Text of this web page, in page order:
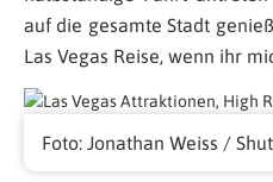
auf die gesamte Stadt
Las Vegas Reise, wenn ihr
Foto: Jonathan Weiss /